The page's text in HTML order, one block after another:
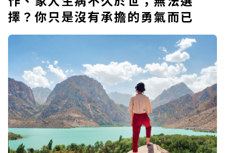
擇？你只是沒有承擔的勇氣而已